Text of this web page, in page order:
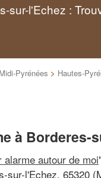
sur-l'Echez :
Midi-Pyrénées > Hautes-
à Borderes-
alarme autour de moi
sur-l'Echez, 65320